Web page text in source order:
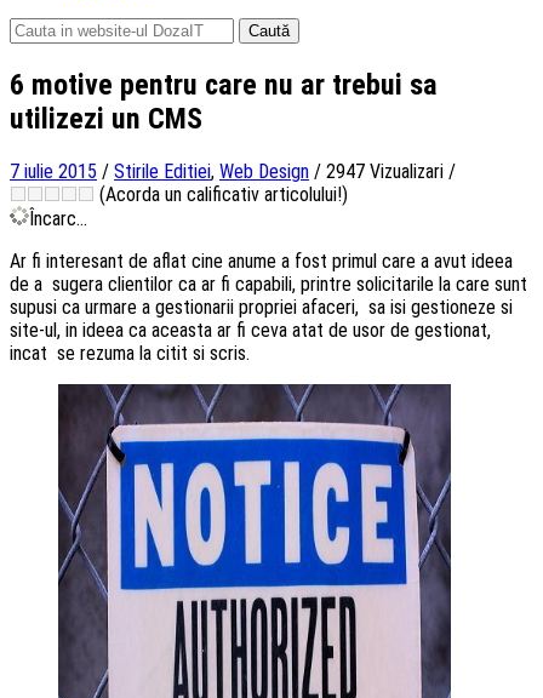
Caută
după:
6 motive pentru care nu ar trebui sa
utilizezi un CMS
7 iulie 2015 / Stirile Editiei, Web Design / 2947 Vizualizari /
(Acorda un calificativ articolului!)
Încarc...
Ar fi interesant de aflat cine anume a fost primul care a avut ideea
de a sugera clientilor ca ar fi capabili, printre solicitarile la care sunt
supusi ca urmare a gestionarii propriei afaceri, sa isi gestioneze si
site-ul, in ideea ca aceasta ar fi ceva atat de usor de gestionat,
incat se rezuma la citit si scris.